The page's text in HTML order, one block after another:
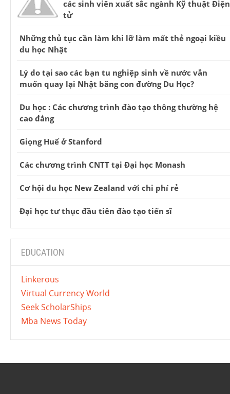
các sinh viên xuất sắc ngành Kỹ thuật Điện
tử
Những thủ tục cần làm khi lỡ làm mất thẻ ngoại kiều
du học Nhật
Lý do tại sao các bạn tu nghiệp sinh về nước vẫn
muốn quay lại Nhật bằng con đường Du Học?
Du học : Các chương trình đào tạo thông thường hệ
cao đẳng
Giọng Huế ở Stanford
Các chương trình CNTT tại Đại học Monash
Cơ hội du học New Zealand với chi phí rẻ
Đại học tư thục đầu tiên đào tạo tiến sĩ
EDUCATION
Linkerous
Virtual Currency World
Seek ScholarShips
Mba News Today